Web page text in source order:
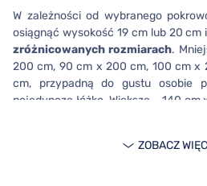
W zależności od wybranego
osiągnąć wysokość 19 cm lub 20
zróżnicowanych rozmiarach.
200 cm, 90 cm x 200 cm, 100 cm x
cm, przypadną do gustu osobie
pojedyncze łóżko. Większe – 140
ZOBACZ